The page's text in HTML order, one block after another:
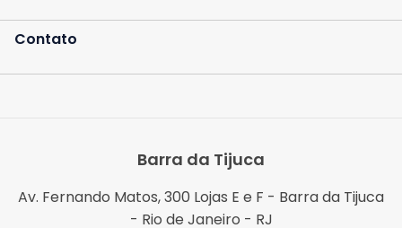
Contato
Barra da Tijuca
Av. Fernando Matos, 300 Lojas E e F - Barra da Tijuca
- Rio de Janeiro - RJ